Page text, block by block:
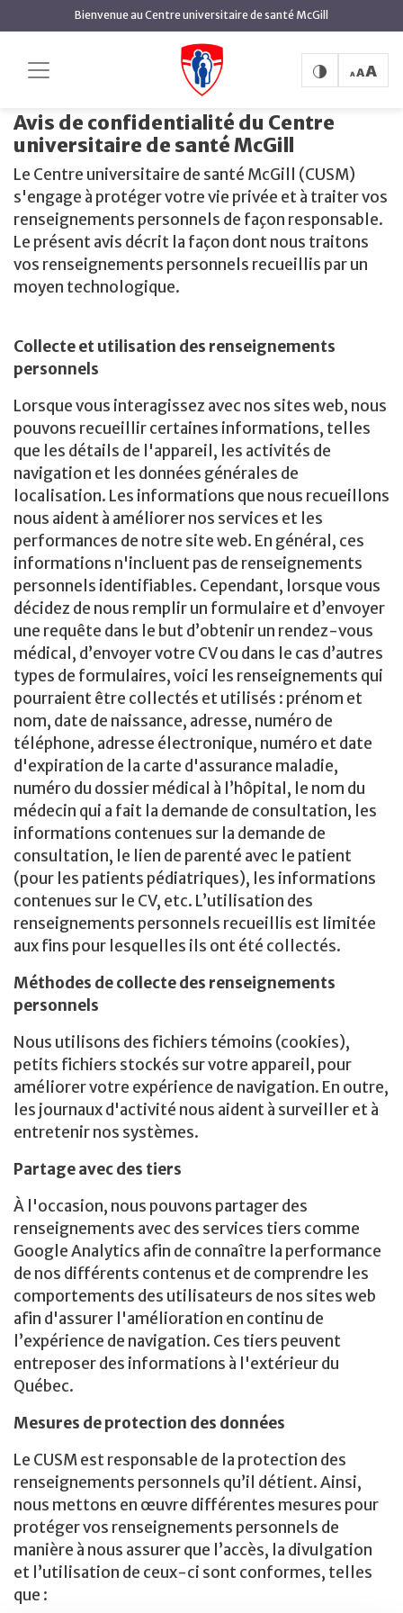
principal
Bienvenue au Centre universitaire de santé McGill
Protection de la confidentialité
Protection de la confidentialité
Avis de confidentialité du Centre
universitaire de santé McGill
Le Centre universitaire de santé McGill (CUSM)
s'engage à protéger votre vie privée et à traiter vos
renseignements personnels de façon responsable.
Le présent avis décrit la façon dont nous traitons
vos renseignements personnels recueillis par un
moyen technologique.
Collecte et utilisation des renseignements
personnels
Lorsque vous interagissez avec nos sites web, nous
pouvons recueillir certaines informations, telles
que les détails de l'appareil, les activités de
navigation et les données générales de
localisation. Les informations que nous recueillons
nous aident à améliorer nos services et les
performances de notre site web. En général, ces
informations n'incluent pas de renseignements
personnels identifiables. Cependant, lorsque vous
décidez de nous remplir un formulaire et d’envoyer
une requête dans le but d’obtenir un rendez-vous
médical, d’envoyer votre CV ou dans le cas d’autres
types de formulaires, voici les renseignements qui
pourraient être collectés et utilisés : prénom et
nom, date de naissance, adresse, numéro de
téléphone, adresse électronique, numéro et date
d'expiration de la carte d'assurance maladie,
numéro du dossier médical à l’hôpital, le nom du
médecin qui a fait la demande de consultation, les
informations contenues sur la demande de
consultation, le lien de parenté avec le patient
(pour les patients pédiatriques), les informations
contenues sur le CV, etc. L’utilisation des
renseignements personnels recueillis est limitée
aux fins pour lesquelles ils ont été collectés.
Méthodes de collecte des renseignements
personnels
Nous utilisons des fichiers témoins (cookies),
petits fichiers stockés sur votre appareil, pour
améliorer votre expérience de navigation. En outre,
les journaux d'activité nous aident à surveiller et à
entretenir nos systèmes.
Partage avec des tiers
À l'occasion, nous pouvons partager des
renseignements avec des services tiers comme
Google Analytics afin de connaître la performance
de nos différents contenus et de comprendre les
comportements des utilisateurs de nos sites web
afin d'assurer l'amélioration en continu de
l’expérience de navigation. Ces tiers peuvent
entreposer des informations à l'extérieur du
Québec.
Mesures de protection des données
Le CUSM est responsable de la protection des
renseignements personnels qu’il détient. Ainsi,
nous mettons en œuvre différentes mesures pour
protéger vos renseignements personnels de
manière à nous assurer que l’accès, la divulgation
et l’utilisation de ceux-ci sont conformes, telles
que :